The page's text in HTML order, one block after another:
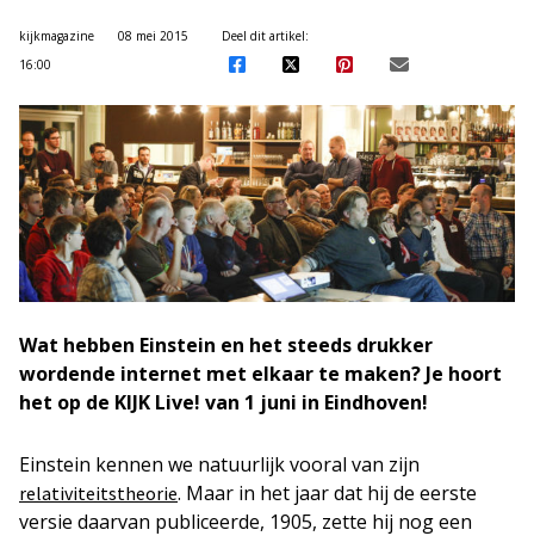
kijkmagazine
08 mei 2015
16:00
Deel dit artikel:
Wat hebben Einstein en het steeds drukker
wordende internet met elkaar te maken? Je hoort
het op de KIJK Live! van 1 juni in Eindhoven!
Einstein kennen we natuurlijk vooral van zijn
relativiteitstheorie. Maar in het jaar dat hij de eerste
versie daarvan publiceerde, 1905, zette hij nog een